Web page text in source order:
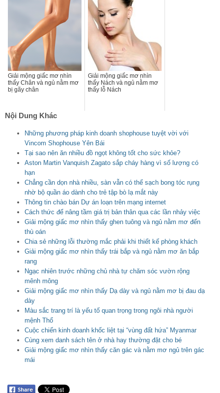
Giải mộng giấc mơ nhìn
thấy Chân và ngủ nằm mơ
bị gãy chân
Giải mộng giấc mơ nhìn
thấy Nách và ngủ nằm mơ
thấy lỗ Nách
Nội Dung Khác
Những phương pháp kinh doanh shophouse tuyệt vời với
Vincom Shophouse Yên Bái
Tại sao nên ăn nhiều đồ ngọt không tốt cho sức khỏe?
Aston Martin Vanquish Zagato sắp cháy hàng vì số lượng có
hạn
Chẳng cần dọn nhà nhiều, sàn vẫn có thể sạch bong tóc rụng
nhờ bộ quần áo dành cho trẻ tập bò lạ mắt này
Thông tin chào bán Dự án loạn trên mạng internet
Cách thức để nâng tầm giá trị bản thân qua các lần nhảy việc
Giải mộng giấc mơ nhìn thấy ghen tuông và ngủ nằm mơ đến
thù oán
Chia sẻ những lỗi thường mắc phải khi thiết kế phòng khách
Giải mộng giấc mơ nhìn thấy trái bắp và ngủ nằm mơ ăn bắp
rang
Ngạc nhiên trước những chủ nhà tự chăm sóc vườn rộng
mênh mông
Giải mộng giấc mơ nhìn thấy Dạ dày và ngủ nằm mơ bị đau dạ
dày
Màu sắc trang trí là yếu tố quan trọng trong ngôi nhà người
mệnh Thổ
Cuộc chiến kinh doanh khốc liệt tại “vùng đất hứa” Myanmar
Cùng xem danh sách tên ở nhà hay thường đặt cho bé
Giải mộng giấc mơ nhìn thấy căn gác và nằm mơ ngủ trên gác
mái